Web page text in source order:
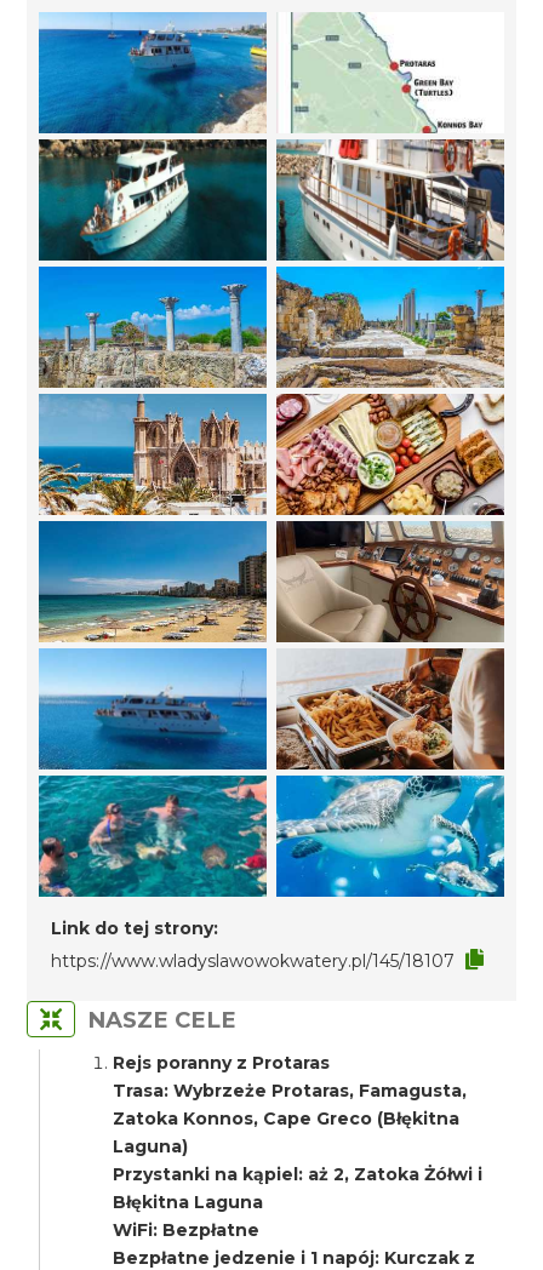
Link do tej strony:
https://www.wladyslawowokwatery.pl/145/18107
NASZE CELE
Rejs poranny z Protaras
Trasa: Wybrzeże Protaras, Famagusta,
Zatoka Konnos, Cape Greco (Błękitna
Laguna)
Przystanki na kąpiel: aż 2, Zatoka Żółwi i
Błękitna Laguna
WiFi: Bezpłatne
Bezpłatne jedzenie i 1 napój: Kurczak z